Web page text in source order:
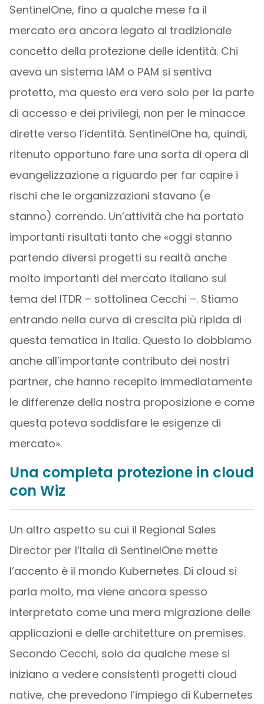
SentinelOne, fino a qualche mese fa il
mercato era ancora legato al tradizionale
concetto della protezione delle identità. Chi
aveva un sistema IAM o PAM si sentiva
protetto, ma questo era vero solo per la parte
di accesso e dei privilegi, non per le minacce
dirette verso l’identità. SentinelOne ha, quindi,
ritenuto opportuno fare una sorta di opera di
evangelizzazione a riguardo per far capire i
rischi che le organizzazioni stavano (e
stanno) correndo. Un’attività che ha portato
importanti risultati tanto che «oggi stanno
partendo diversi progetti su realtà anche
molto importanti del mercato italiano sul
tema del ITDR – sottolinea Cecchi –. Stiamo
entrando nella curva di crescita più ripida di
questa tematica in Italia. Questo lo dobbiamo
anche all’importante contributo dei nostri
partner, che hanno recepito immediatamente
le differenze della nostra proposizione e come
questa poteva soddisfare le esigenze di
mercato».
Una completa protezione in cloud
con Wiz
Un altro aspetto su cui il Regional Sales
Director per l’Italia di SentinelOne mette
l’accento è il mondo Kubernetes. Di cloud si
parla molto, ma viene ancora spesso
interpretato come una mera migrazione delle
applicazioni e delle architetture on premises.
Secondo Cecchi, solo da qualche mese si
iniziano a vedere consistenti progetti cloud
native, che prevedono l’impiego di Kubernetes